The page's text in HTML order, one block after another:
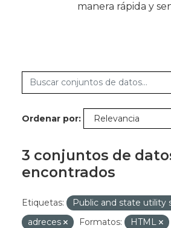
manera rápida y
Ordenar por
3 conjuntos de
encontrados
Etiquetas:
Public and state utility
adreces
Formatos: HTML